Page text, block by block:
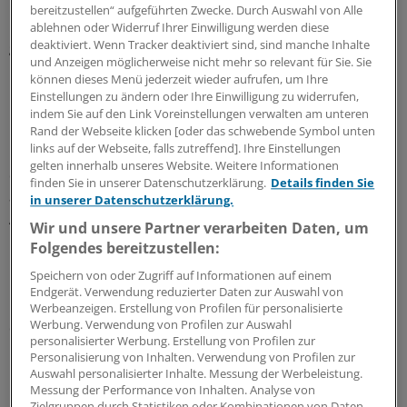
Oberarztes hatten viele junge Kollegen erst gar nicht
gewartet.
Mit Bezahlung oft zufrieden
Hahnenkamp und seine Kollegen hatten daher in
Münster eine Erhebung gestartet. Und dabei zeigte sich,
dass neben den Karrierechancen den jungen Ärzten vor
allem zwei Punkte wichtig sind: die Wertschätzung am
Arbeitsplatz und strukturierte Mitarbeitergespräche.
Die Daten habe man mit Umfragen aus vier weiteren
Unikliniken verglichen. Hahnenkamp. "Das Ergebnis war
mehr oder weniger dasselbe. Mit der Bezahlung waren
die jungen Ärzte zufrieden."
Hahnenkamp hat daraus gelernt: In Greifswald gibt es
neben strukturierten Mitarbeitergesprächen, die einer
bereitzustellen“ aufgeführten Zwecke. Durch Auswahl von Alle
ablehnen oder Widerruf Ihrer Einwilligung werden diese
deaktiviert. Wenn Tracker deaktiviert sind, sind manche Inhalte
und Anzeigen möglicherweise nicht mehr so relevant für Sie. Sie
können dieses Menü jederzeit wieder aufrufen, um Ihre
Einstellungen zu ändern oder Ihre Einwilligung zu widerrufen,
indem Sie auf den Link Voreinstellungen verwalten am unteren
Rand der Webseite klicken [oder das schwebende Symbol unten
links auf der Webseite, falls zutreffend]. Ihre Einstellungen
gelten innerhalb unseres Website. Weitere Informationen
finden Sie in unserer Datenschutzerklärung. Details finden Sie
in unserer Datenschutzerklärung.
Wir und unsere Partner verarbeiten Daten, um
Folgendes bereitzustellen:
Speichern von oder Zugriff auf Informationen auf einem
Endgerät. Verwendung reduzierter Daten zur Auswahl von
Werbeanzeigen. Erstellung von Profilen für personalisierte
Werbung. Verwendung von Profilen zur Auswahl
personalisierter Werbung. Erstellung von Profilen zur
Personalisierung von Inhalten. Verwendung von Profilen zur
Auswahl personalisierter Inhalte. Messung der Werbeleistung.
Messung der Performance von Inhalten. Analyse von